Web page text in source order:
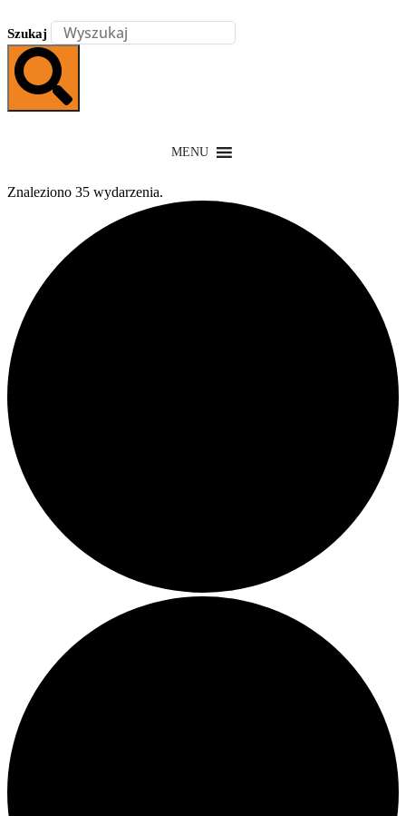
Szukaj
MENU
Znaleziono 35 wydarzenia.